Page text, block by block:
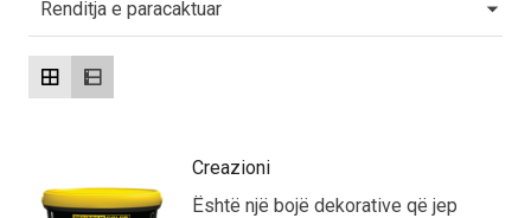
Creazioni
Është një bojë dekorative që jep